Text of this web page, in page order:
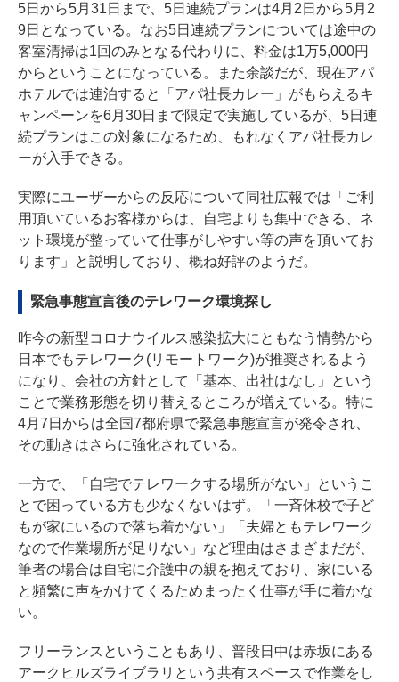
5日から5月31日まで、5日連続プランは4月2日から5月2
9日となっている。なお5日連続プランについては途中の
客室清掃は1回のみとなる代わりに、料金は1万5,000円
からということになっている。また余談だが、現在アパ
ホテルでは連泊すると「アパ社長カレー」がもらえるキ
ャンペーンを6月30日まで限定で実施しているが、5日連
続プランはこの対象になるため、もれなくアパ社長カレ
ーが入手できる。
実際にユーザーからの反応について同社広報では「ご利
用頂いているお客様からは、自宅よりも集中できる、ネ
ット環境が整っていて仕事がしやすい等の声を頂いてお
ります」と説明しており、概ね好評のようだ。
緊急事態宣言後のテレワーク環境探し
昨今の新型コロナウイルス感染拡大にともなう情勢から
日本でもテレワーク(リモートワーク)が推奨されるよう
になり、会社の方針として「基本、出社はなし」という
ことで業務形態を切り替えるところが増えている。特に
4月7日からは全国7都府県で緊急事態宣言が発令され、
その動きはさらに強化されている。
一方で、「自宅でテレワークする場所がない」というこ
とで困っている方も少なくないはず。「一斉休校で子ど
もが家にいるので落ち着かない」「夫婦ともテレワーク
なので作業場所が足りない」など理由はさまざまだが、
筆者の場合は自宅に介護中の親を抱えており、家にいる
と頻繁に声をかけてくるためまったく仕事が手に着かな
い。
フリーランスということもあり、普段日中は赤坂にある
アークヒルズライブラリという共有スペースで作業をし